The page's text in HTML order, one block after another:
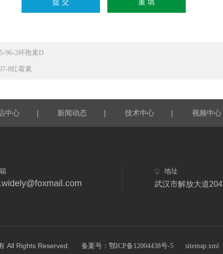
96-2环孢素D
8红霉素
中心 | 新闻动态 | 技术中心 | 视频中心
地址
武汉市解放大道204
All Rights Reserved. 备案号：鄂ICP备12004438号-5 sitemap.xml